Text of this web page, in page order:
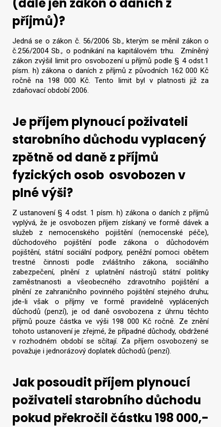
příjmů)?
Jedná se o zákon č. 56/2006 Sb., kterým se měnil zákon o
č.256/2004 Sb., o podnikání na kapitálovém trhu. Zmíněný
zákon zvýšil limit pro osvobození u příjmů podle § 4 odst.1
písm. h) zákona o daních z příjmů z původních 162 000 Kč
ročně na 198 000 Kč. Tento limit byl v platnosti již za
zdaňovací období 2006.
Je příjem plynoucí poživateli
starobního důchodu vyplacený
zpětně od daně z příjmů
fyzických osob osvobozen v
plné výši?
Z ustanovení § 4 odst. 1 písm. h) zákona o daních z příjmů
vyplývá, že je osvobozen příjem získaný ve formě dávek a
služeb z nemocenského pojištění (nemocenské péče),
důchodového pojištění podle zákona o důchodovém
pojištění, státní sociální podpory, peněžní pomoci obětem
trestné činnosti podle zvláštního zákona, sociálního
zabezpečení, plnění z uplatnění nástrojů státní politiky
zaměstnanosti a všeobecného zdravotního pojištění a
plnění ze zahraničního povinného pojištění stejného druhu;
jde-li však o příjmy ve formě pravidelně vyplácených
důchodů (penzí), je od daně osvobozena z úhrnu těchto
příjmů pouze částka ve výši 198 000 Kč ročně. Ze znění
tohoto ustanovení je zřejmé, že případné důchody, obdržené
v rozhodném období se sčítají. Za příjem osvobozený se
považuje i jednorázový doplatek důchodů (penzí).
Jak posoudit příjem plynoucí
poživateli starobního důchodu
pokud překročil částku 198 000,-